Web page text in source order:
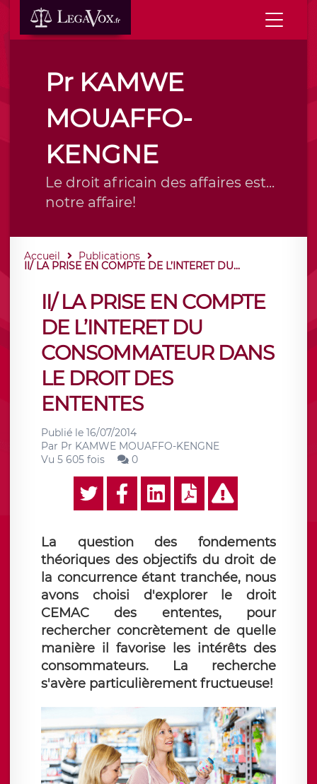
Pr KAMWE
MOUAFFO-
KENGNE
Le droit africain des affaires est...
notre affaire!
Accueil Publications
II/ LA PRISE EN COMPTE DE L’INTERET DU...
II/ LA PRISE EN COMPTE
DE L’INTERET DU
CONSOMMATEUR DANS
LE DROIT DES
ENTENTES
Publié le 16/07/2014
Par Pr KAMWE MOUAFFO-KENGNE
Vu 5 605 fois
0
La question des fondements
théoriques des objectifs du droit de
la concurrence étant tranchée, nous
avons choisi d'explorer le droit
CEMAC des ententes, pour
rechercher concrètement de quelle
manière il favorise les intérêts des
consommateurs. La recherche
s'avère particulièrement fructueuse!